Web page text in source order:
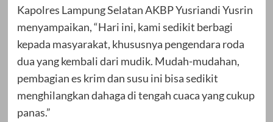
Kapolres Lampung Selatan AKBP Yusriandi Yusrin
menyampaikan, “Hari ini, kami sedikit berbagi
kepada masyarakat, khususnya pengendara roda
dua yang kembali dari mudik. Mudah-mudahan,
pembagian es krim dan susu ini bisa sedikit
menghilangkan dahaga di tengah cuaca yang cukup
panas.”